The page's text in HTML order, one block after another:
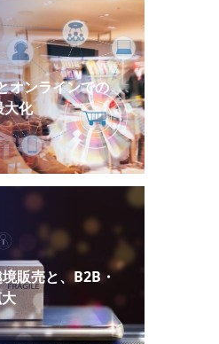
オンラインでの
大化
販売と、B2B・